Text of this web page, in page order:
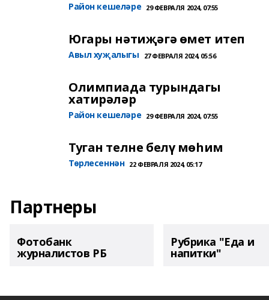
Район кешеләре 29 ФЕВРАЛЯ 2024, 07:55
Югары нәтиҗәгә өмет итеп
Авыл хуҗалыгы 27 ФЕВРАЛЯ 2024, 05:56
Олимпиада турындагы
хатирәләр
Район кешеләре 29 ФЕВРАЛЯ 2024, 07:55
Туган телне белү мөһим
Төрлесеннән 22 ФЕВРАЛЯ 2024, 05:17
Партнеры
Фотобанк
журналистов РБ
Рубрика "Еда и
напитки"